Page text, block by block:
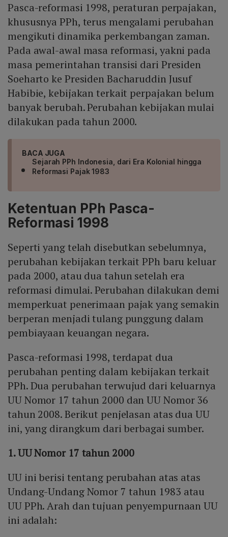
Pasca-reformasi 1998, peraturan perpajakan,
khususnya PPh, terus mengalami perubahan
mengikuti dinamika perkembangan zaman.
Pada awal-awal masa reformasi, yakni pada
masa pemerintahan transisi dari Presiden
Soeharto ke Presiden Bacharuddin Jusuf
Habibie, kebijakan terkait perpajakan belum
banyak berubah. Perubahan kebijakan mulai
dilakukan pada tahun 2000.
BACA JUGA
Sejarah PPh Indonesia, dari Era Kolonial hingga
Reformasi Pajak 1983
Ketentuan PPh Pasca-
Reformasi 1998
Seperti yang telah disebutkan sebelumnya,
perubahan kebijakan terkait PPh baru keluar
pada 2000, atau dua tahun setelah era
reformasi dimulai. Perubahan dilakukan demi
memperkuat penerimaan pajak yang semakin
berperan menjadi tulang punggung dalam
pembiayaan keuangan negara.
Pasca-reformasi 1998, terdapat dua
perubahan penting dalam kebijakan terkait
PPh. Dua perubahan terwujud dari keluarnya
UU Nomor 17 tahun 2000 dan UU Nomor 36
tahun 2008. Berikut penjelasan atas dua UU
ini, yang dirangkum dari berbagai sumber.
1. UU Nomor 17 tahun 2000
UU ini berisi tentang perubahan atas atas
Undang-Undang Nomor 7 tahun 1983 atau
UU PPh. Arah dan tujuan penyempurnaan UU
ini adalah: